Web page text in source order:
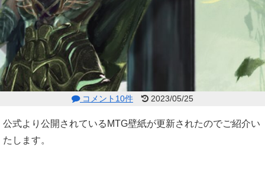
コメント10件 2023/05/25
公式より公開されているMTG壁紙が更新されたのでご紹介い
たします。